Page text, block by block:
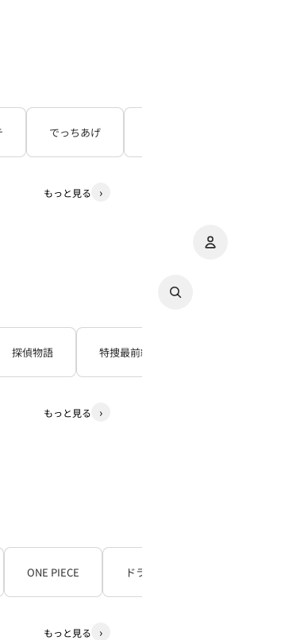
でっちあげ
もっと見る
探偵物語 特捜最前線
もっと見る
ONE PIECE ドラゴンボール
もっと見る